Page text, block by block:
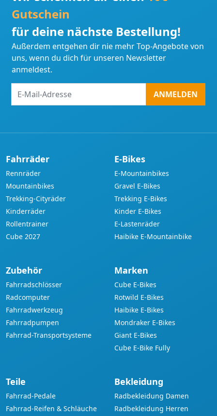
Gutschein
für deine nächste Bestellung!
Außerdem entgehen dir nie mehr Top-Angebote von
uns, wenn du dich für unseren Newsletter
anmeldest.
Mail-
ANMELDEN
Fahrräder
Rennräder
Mountainbikes
Trekking-Cityräder
Kinderräder
Rollentrainer
Cube 2027
E-Bikes
E-Mountainbikes
Gravel E-Bikes
Trekking E-Bikes
Kinder E-Bikes
E-Lastenräder
Haibike E-Mountainbike
Zubehör
Fahrradschlösser
Radcomputer
Fahrradwerkzeug
Fahrradpumpen
Fahrrad-Transportsysteme
Marken
Cube E-Bikes
Rotwild E-Bikes
Haibike E-Bikes
Mondraker E-Bikes
Giant E-Bikes
Cube E-Bike Fully
Teile
Fahrrad-Pedale
Fahrrad-Reifen & Schläuche
Bekleidung
Radbekleidung Damen
Radbekleidung Herren